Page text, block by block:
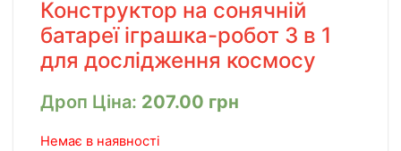
Конструктор на сонячній
батареї іграшка-робот 3 в 1
для дослідження космосу
Дроп Ціна: 207.00 грн
Немає в наявності